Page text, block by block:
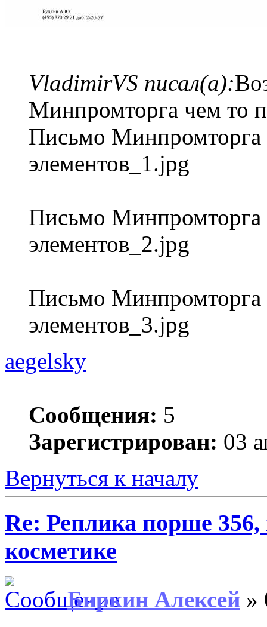
VladimirVS писал(а):
Минпромторга чем то
Письмо Минпромторга
элементов_1.jpg
Письмо Минпромторга
элементов_2.jpg
Письмо Минпромторга
элементов_3.jpg
aegelsky
Сообщения: 5
Зарегистрирован: 03
Вернуться к началу
Re: Реплика порше 356,
косметике
Биркин Алексей »